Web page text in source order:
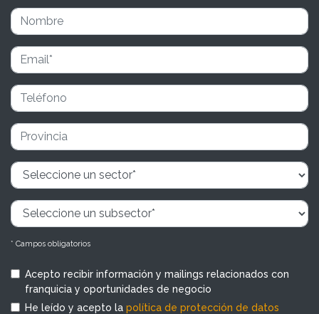
* Campos obligatorios
Acepto recibir información y mailings relacionados con
franquicia y oportunidades de negocio
He leído y acepto la política de protección de datos